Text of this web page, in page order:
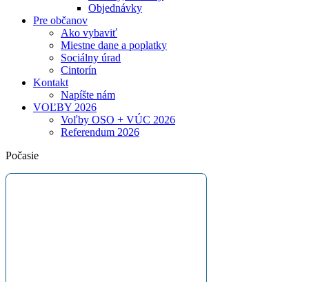
Objednávky
Pre občanov
Ako vybaviť
Miestne dane a poplatky
Sociálny úrad
Cintorín
Kontakt
Napíšte nám
VOĽBY 2026
Voľby OSO + VÚC 2026
Referendum 2026
Počasie